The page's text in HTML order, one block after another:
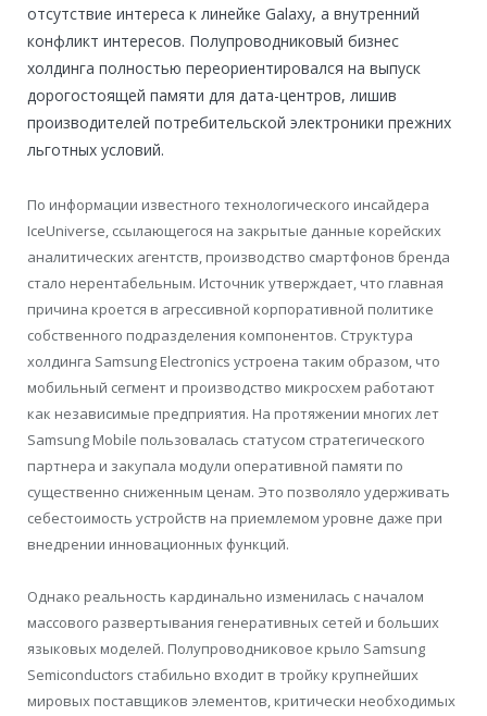
отсутствие интереса к линейке Galaxy, а внутренний
конфликт интересов. Полупроводниковый бизнес
холдинга полностью переориентировался на выпуск
дорогостоящей памяти для дата-центров, лишив
производителей потребительской электроники прежних
льготных условий.
По информации известного технологического инсайдера
IceUniverse, ссылающегося на закрытые данные корейских
аналитических агентств, производство смартфонов бренда
стало нерентабельным. Источник утверждает, что главная
причина кроется в агрессивной корпоративной политике
собственного подразделения компонентов. Структура
холдинга Samsung Electronics устроена таким образом, что
мобильный сегмент и производство микросхем работают
как независимые предприятия. На протяжении многих лет
Samsung Mobile пользовалась статусом стратегического
партнера и закупала модули оперативной памяти по
существенно сниженным ценам. Это позволяло удерживать
себестоимость устройств на приемлемом уровне даже при
внедрении инновационных функций.
Однако реальность кардинально изменилась с началом
массового развертывания генеративных сетей и больших
языковых моделей. Полупроводниковое крыло Samsung
Semiconductors стабильно входит в тройку крупнейших
мировых поставщиков элементов, критически необходимых